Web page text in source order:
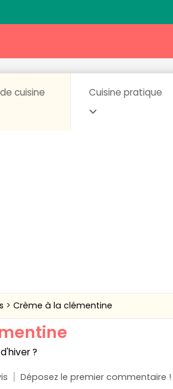
cuisine Cuisine pratique
Crème à la clémentine
?
Déposez le premier commentaire !